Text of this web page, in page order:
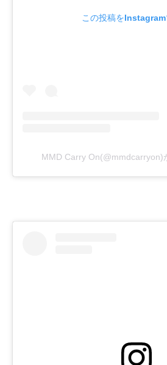
この投稿をInstagram
MMD Carry On(@mmdcarryon)